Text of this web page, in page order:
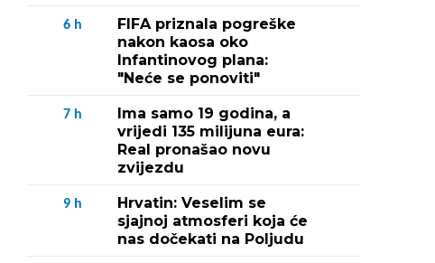
6 h
FIFA priznala pogreške
nakon kaosa oko
Infantinovog plana:
"Neće se ponoviti"
7 h
Ima samo 19 godina, a
vrijedi 135 milijuna eura:
Real pronašao novu
zvijezdu
9 h
Hrvatin: Veselim se
sjajnoj atmosferi koja će
nas dočekati na Poljudu